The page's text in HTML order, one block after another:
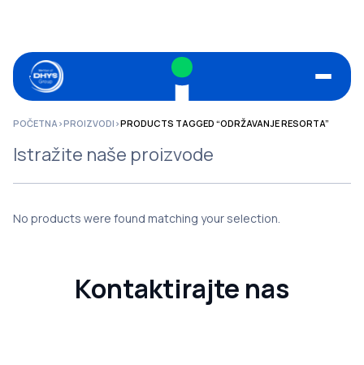
POČETNA>PROIZVODI >PRODUCTS TAGGED “ODRŽAVANJE RESORTA”
Istražite naše proizvode
No products were found matching your selection.
Kontaktirajte nas